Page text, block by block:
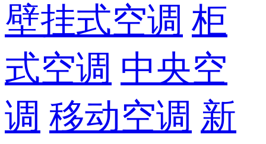
壁挂式空调 柜
式空调 中央空
调 移动空调 新